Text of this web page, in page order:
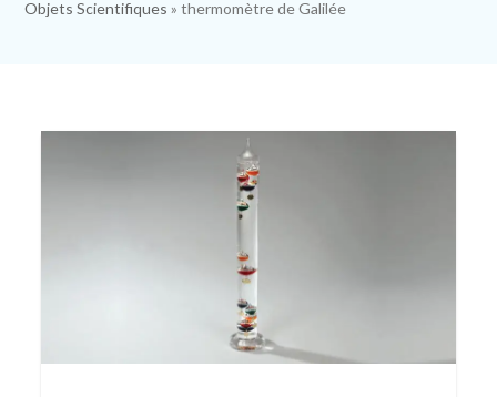
Objets Scientifiques »thermomètre de Galilée